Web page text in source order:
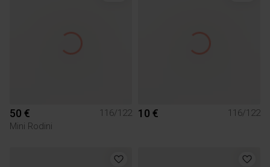
50 €
116/122
Mini Rodini
10 € 116/122